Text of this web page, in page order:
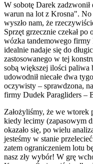
W sobotę Darek
warun na lot z Krosna".
wyszło nam, że
Sprzęt grzecznie czekał
wózka tandemowego firmy
idealnie nadaje się do
zastosowanego w tej
sobą większej ilości paliwa
udowodnił niecałe dwa
oczywisty – sprawdzona,
firmy Dudek Paragliders –
Założyliśmy, że we wtorek
kiedy lecimy (zapasowym
okazało się, po wielu
jesteśmy w stanie
zatem ograniczeniem lotu
nasz zły wybór! W grę